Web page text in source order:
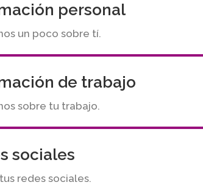
personal
un poco sobre tí.
de trabajo
sobre tu trabajo.
sociales
redes sociales.